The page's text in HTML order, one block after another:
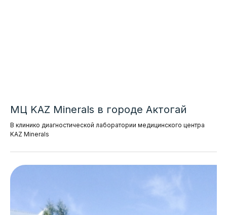
МЦ KAZ Minerals в городе Актогай
В клинико диагностической лаборатории медицинского центра
KAZ Minerals